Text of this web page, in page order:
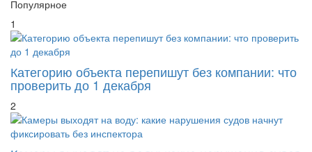
Категорию объекта перепишут без компании: что
проверить до 1 декабря
2
Камеры выходят на воду: какие нарушения судов
начнут фиксировать без инспектора